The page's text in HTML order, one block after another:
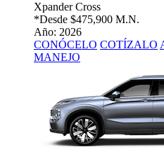
Xpander Cross
*Desde $475,900 M.N.
Año: 2026
CONÓCELO COTÍZALO
MANEJO